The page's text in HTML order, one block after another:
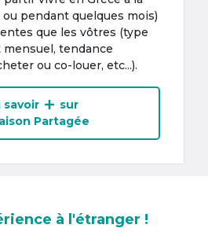
pendant quelques mois)
que les vôtres (type
tendance
ou co-louer, etc...).
savoir
sur
Partagée
à l'étranger !